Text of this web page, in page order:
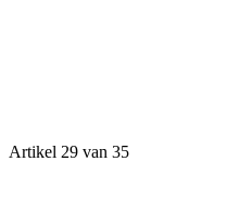
Artikel 29 van 35